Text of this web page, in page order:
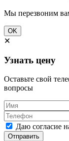
Мы перезвоним
OK
✕
Узнать цену
Оставьте свой
вопросы
Даю согласие
Отправить